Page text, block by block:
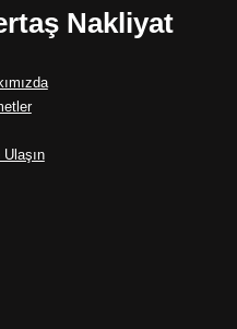
eve nakliyat
Bu…
Nakliyat
Ulaşın